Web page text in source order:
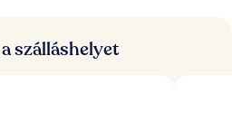
a
szálláshelyet